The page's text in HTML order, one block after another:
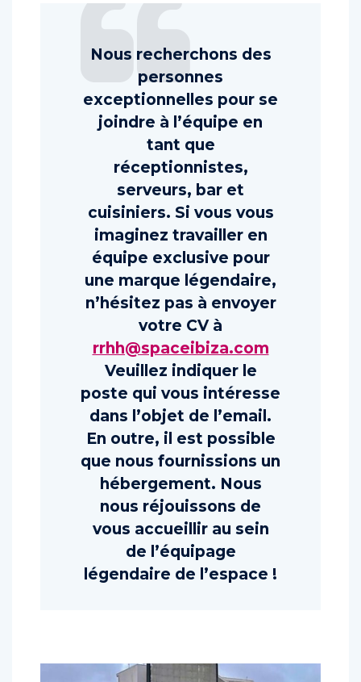
Nous recherchons des
personnes
exceptionnelles pour se
joindre à l’équipe en
tant que
réceptionnistes,
serveurs, bar et
cuisiniers. Si vous vous
imaginez travailler en
équipe exclusive pour
une marque légendaire,
n’hésitez pas à envoyer
votre CV à
rrhh@spaceibiza.com
Veuillez indiquer le
poste qui vous intéresse
dans l’objet de l’email.
En outre, il est possible
que nous fournissions un
hébergement. Nous
nous réjouissons de
vous accueillir au sein
de l’équipage